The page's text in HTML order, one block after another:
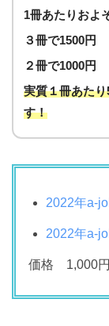
1冊あたりおよ
３冊で1500円
２冊で1000円
実質１冊あた
す！
2022年a-
2022年a-
価格 1,000